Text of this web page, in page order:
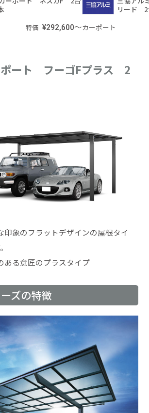
特価 ¥292,600～
リード
カーポート
ート フーゴFプラス 2
印象のフラットデザインの屋根タイ
ある意匠のプラスタイプ
ズの特徴